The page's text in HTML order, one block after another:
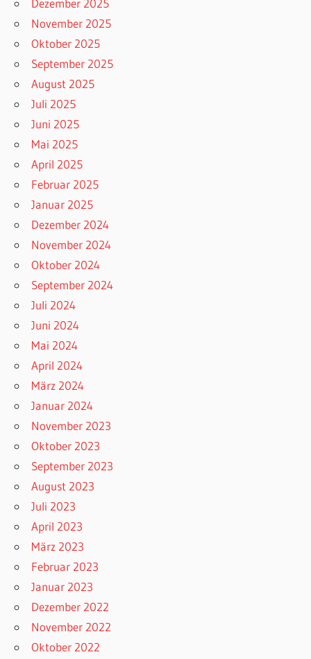
Dezember 2025
November 2025
Oktober 2025
September 2025
August 2025
Juli 2025
Juni 2025
Mai 2025
April 2025
Februar 2025
Januar 2025
Dezember 2024
November 2024
Oktober 2024
September 2024
Juli 2024
Juni 2024
Mai 2024
April 2024
März 2024
Januar 2024
November 2023
Oktober 2023
September 2023
August 2023
Juli 2023
April 2023
März 2023
Februar 2023
Januar 2023
Dezember 2022
November 2022
Oktober 2022